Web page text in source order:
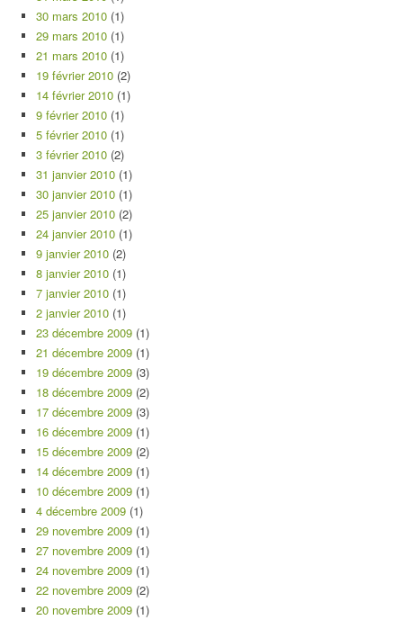
30 mars 2010 (1)
29 mars 2010 (1)
21 mars 2010 (1)
19 février 2010 (2)
14 février 2010 (1)
9 février 2010 (1)
5 février 2010 (1)
3 février 2010 (2)
31 janvier 2010 (1)
30 janvier 2010 (1)
25 janvier 2010 (2)
24 janvier 2010 (1)
9 janvier 2010 (2)
8 janvier 2010 (1)
7 janvier 2010 (1)
2 janvier 2010 (1)
23 décembre 2009 (1)
21 décembre 2009 (1)
19 décembre 2009 (3)
18 décembre 2009 (2)
17 décembre 2009 (3)
16 décembre 2009 (1)
15 décembre 2009 (2)
14 décembre 2009 (1)
10 décembre 2009 (1)
4 décembre 2009 (1)
29 novembre 2009 (1)
27 novembre 2009 (1)
24 novembre 2009 (1)
22 novembre 2009 (2)
20 novembre 2009 (1)